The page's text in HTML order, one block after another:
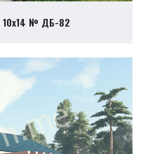
10х14 № ДБ-82